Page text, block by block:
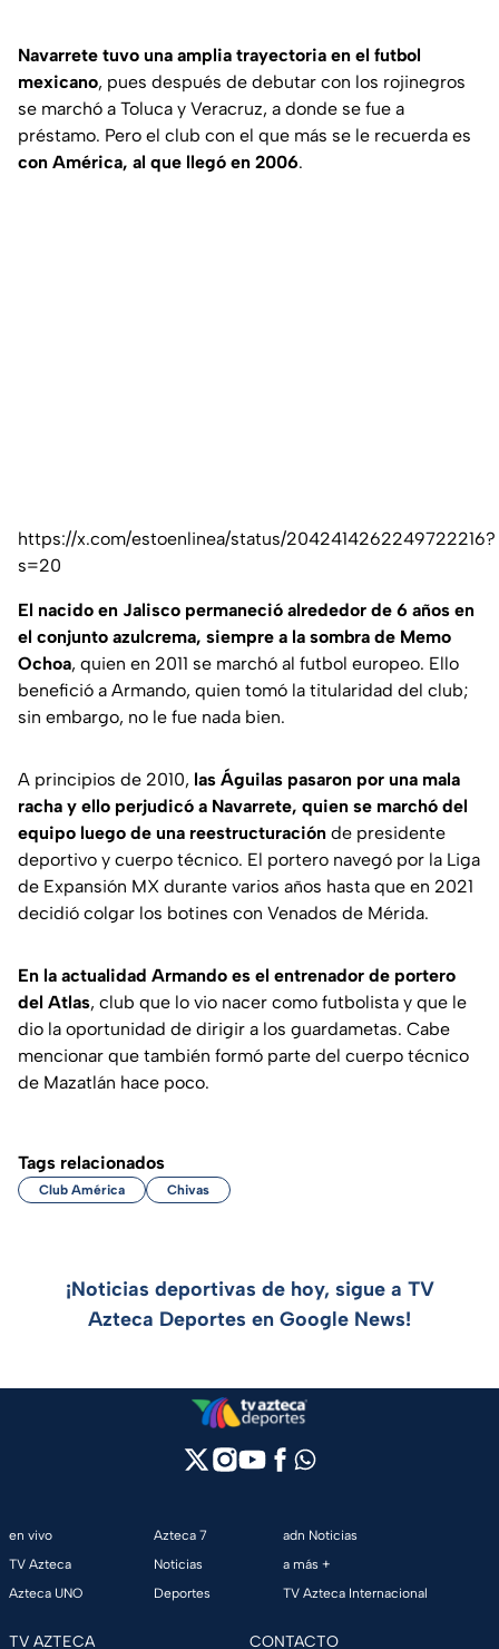
Navarrete tuvo una amplia trayectoria en el futbol
mexicano, pues después de debutar con los rojinegros
se marchó a Toluca y Veracruz, a donde se fue a
préstamo. Pero el club con el que más se le recuerda es
con América, al que llegó en 2006.
https://x.com/estoenlinea/status/2042414262249722216?
s=20
El nacido en Jalisco permaneció alrededor de 6 años en
el conjunto azulcrema, siempre a la sombra de Memo
Ochoa, quien en 2011 se marchó al futbol europeo. Ello
benefició a Armando, quien tomó la titularidad del club;
sin embargo, no le fue nada bien.
A principios de 2010, las Águilas pasaron por una mala
racha y ello perjudicó a Navarrete, quien se marchó del
equipo luego de una reestructuración de presidente
deportivo y cuerpo técnico. El portero navegó por la Liga
de Expansión MX durante varios años hasta que en 2021
decidió colgar los botines con Venados de Mérida.
En la actualidad Armando es el entrenador de portero
del Atlas, club que lo vio nacer como futbolista y que le
dio la oportunidad de dirigir a los guardametas. Cabe
mencionar que también formó parte del cuerpo técnico
de Mazatlán hace poco.
Tags relacionados
Club América Chivas
¡Noticias deportivas de hoy, sigue a TV
Azteca Deportes en Google News!
en vivo
TV Azteca
Azteca UNO
Azteca 7
Noticias
Deportes
adn Noticias
a más +
TV Azteca Internacional
TV AZTECA CONTACTO